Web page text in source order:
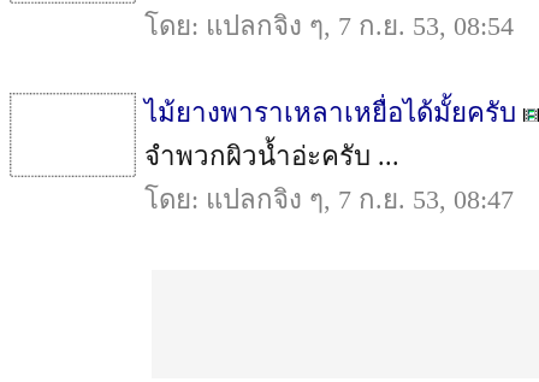
โดย: แปลกจิง ๆ, 7 ก.ย. 53, 08:54
ไม้ยางพาราเหลาเหยื่อได้มั้ยครับ
จำพวกผิวน้ำอ่ะครับ ...
โดย: แปลกจิง ๆ, 7 ก.ย. 53, 08:47